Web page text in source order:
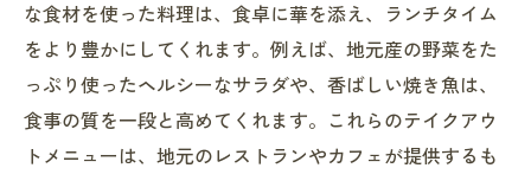
な食材を使った料理は、食卓に華を添え、ランチタイム
をより豊かにしてくれます。例えば、地元産の野菜をた
っぷり使ったヘルシーなサラダや、香ばしい焼き魚は、
食事の質を一段と高めてくれます。これらのテイクアウ
トメニューは、地元のレストランやカフェが提供するも